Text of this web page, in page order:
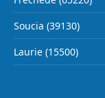
Soucia (39130)
Laurie (15500)